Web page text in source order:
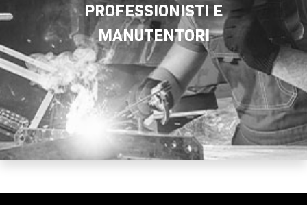
PROFESSIONISTI E
MANUTENTORI